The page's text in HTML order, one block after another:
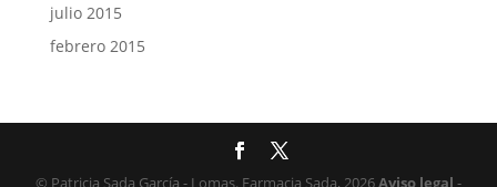
julio 2015
febrero 2015
© Patricia Sada García - Lomas. Farmacia Sada, 2026Aviso legal -